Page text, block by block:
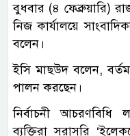
বুধবার (৪ ফেব্রুয়ারি)
নিজ কার্যালয়ে
বলেন।
ইসি মাছউদ বলেন,
পালন করছেন।
নির্বাচনী আচরণবিধি
ব্যক্তিরা সরাসরি